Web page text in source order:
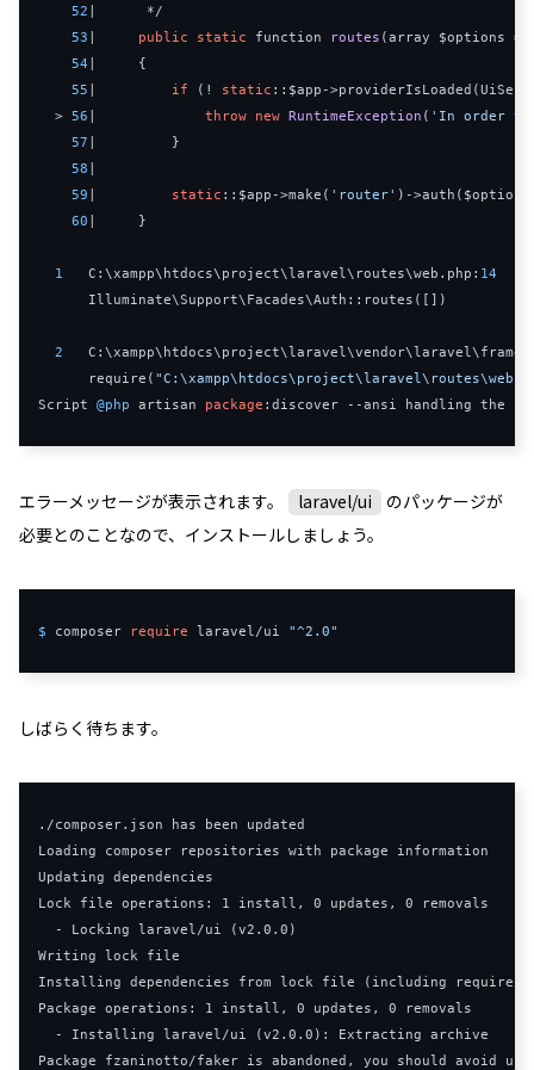
52 |
*/
53 | public static function routes (array $options =
54 |
{
55 | if (! static :: $app ->providerIsLoaded (
> 56 | throw new RuntimeException ( 'In order to
57 |
}
58 |
59 | static :: $app ->make ( 'router' )->auth ( $options
60 | }
1
   C
: \xampp\htdocs\project\laravel\routes\web . php : 14
Illuminate\Support\Facades\Auth :: routes ([])
2
   C
:
      require
(
Script @php artisan package : discover --ansi handling the
エラーメッセージが表示されます。 laravel/ui
のパッケージが
必要とのことなので、インストールしましょう。
$ composer require laravel /ui "^2.0"
しばらく待ちます。
./composer.
Loading
Updating
Lock file operations : 1 install , 0 updates , 0 removals
-
Locking laravel /ui (v2 . 0.0 )
Writing
Installing dependencies from lock file ( including require
Package operations : 1 install , 0 updates , 0 removals
-
Installing laravel /ui (v2 . 0.0 ): Extracting
Package fzaninotto/faker is abandoned ,
you should avoid